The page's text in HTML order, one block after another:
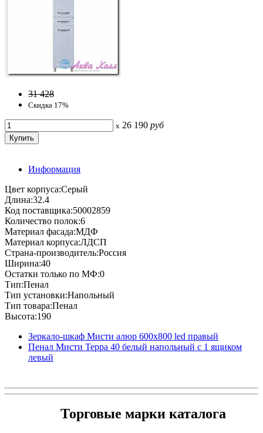
31 428
Скидка 17%
x 26 190 руб
Информация
Цвет корпуса:Серый
Длина:32.4
Код поставщика:50002859
Количество полок:6
Материал фасада:МДФ
Материал корпуса:ЛДСП
Страна-производитель:Россия
Ширина:40
Остатки только по МФ:0
Тип:Пенал
Тип установки:Напольный
Тип товара:Пенал
Высота:190
Зеркало-шкаф Мисти алюр 600х800 led правый
Пенал Мисти Терра 40 белый напольный с 1 ящиком
левый
Торговые марки каталога